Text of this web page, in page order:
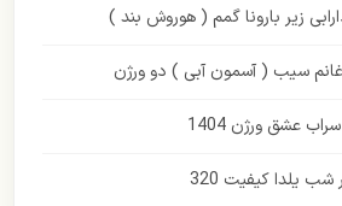
زیر بارونا گمم ( هوروش بند )
سیب ( آسمون آبی ) دو ورژن
عشق ورژن 1404
یلدا کیفیت 320